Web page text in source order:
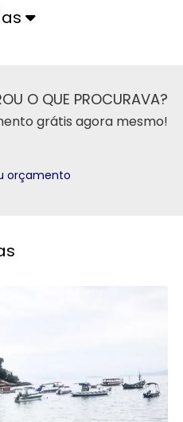
O QUE PROCURAVA?
grátis agora mesmo!
orçamento